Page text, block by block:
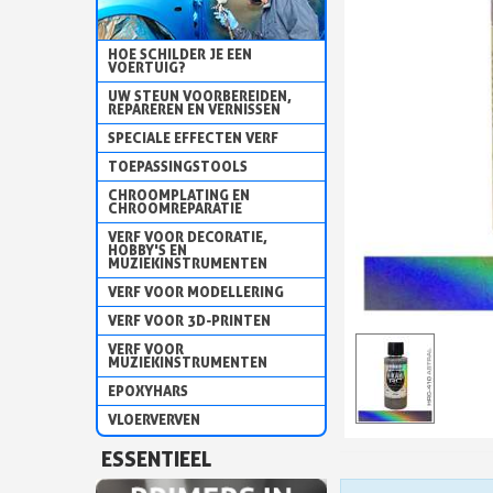
HOE SCHILDER JE EEN
VOERTUIG?
UW STEUN VOORBEREIDEN,
REPAREREN EN VERNISSEN
SPECIALE EFFECTEN VERF
TOEPASSINGSTOOLS
CHROOMPLATING EN
CHROOMREPARATIE
VERF VOOR DECORATIE,
HOBBY'S EN
MUZIEKINSTRUMENTEN
VERF VOOR MODELLERING
VERF VOOR 3D-PRINTEN
VERF VOOR
MUZIEKINSTRUMENTEN
EPOXYHARS
VLOERVERVEN
ESSENTIEEL